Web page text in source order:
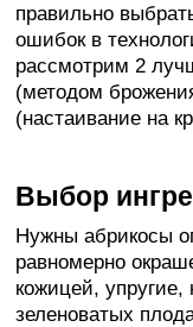
правильно
ошибок в
рассмотрим 2
(методом
(настаивание на
Выбор
Нужны абрикосы
равномерно
кожицей,
зеленоватых